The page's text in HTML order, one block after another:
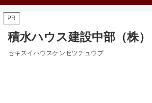
PR
積水ハウス建設中部（株）
セキスイハウスケンセツチュウブ